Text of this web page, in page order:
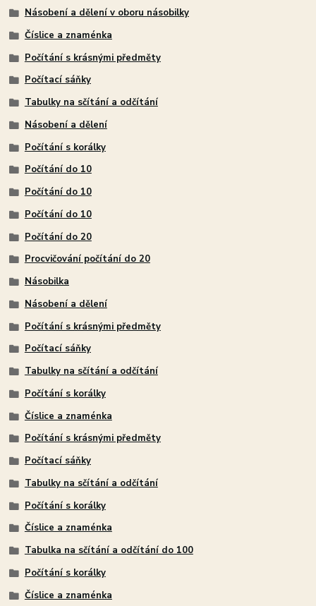
Násobení a dělení v oboru násobilky
Číslice a znaménka
Počítání s krásnými předměty
Počítací sáňky
Tabulky na sčítání a odčítání
Násobení a dělení
Počítání s korálky
Počítání do 10
Počítání do 10
Počítání do 10
Počítání do 20
Procvičování počítání do 20
Násobilka
Násobení a dělení
Počítání s krásnými předměty
Počítací sáňky
Tabulky na sčítání a odčítání
Počítání s korálky
Číslice a znaménka
Počítání s krásnými předměty
Počítací sáňky
Tabulky na sčítání a odčítání
Počítání s korálky
Číslice a znaménka
Tabulka na sčítání a odčítání do 100
Počítání s korálky
Číslice a znaménka